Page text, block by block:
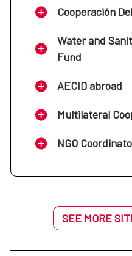
Cooperación
Water and
Fund
AECID abroad
Multilateral
NGO
SEE MORE